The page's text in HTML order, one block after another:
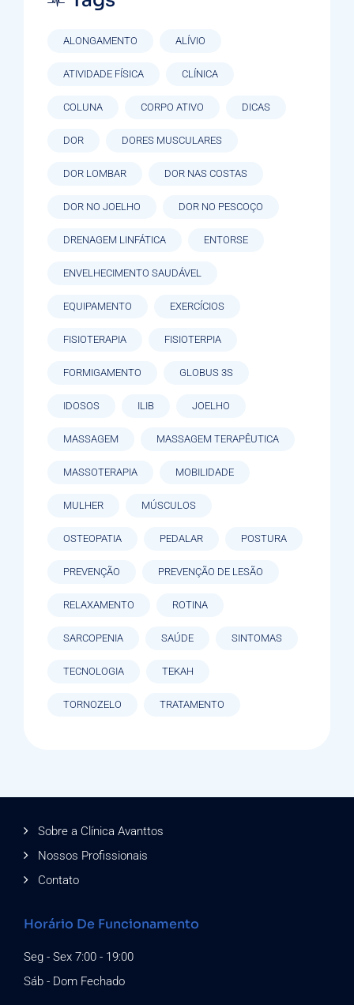
ALONGAMENTO ALÍVIO
ATIVIDADE FÍSICA CLÍNICA
COLUNA CORPO ATIVO DICAS
DOR DORES MUSCULARES
DOR LOMBAR DOR NAS COSTAS
DOR NO JOELHO DOR NO PESCOÇO
DRENAGEM LINFÁTICA ENTORSE
ENVELHECIMENTO SAUDÁVEL
EQUIPAMENTO EXERCÍCIOS
FISIOTERAPIA FISIOTERPIA
FORMIGAMENTO GLOBUS 3S
IDOSOS ILIB JOELHO
MASSAGEM MASSAGEM TERAPÊUTICA
MASSOTERAPIA MOBILIDADE
MULHER MÚSCULOS
OSTEOPATIA PEDALAR POSTURA
PREVENÇÃO PREVENÇÃO DE LESÃO
RELAXAMENTO ROTINA
SARCOPENIA SAÚDE SINTOMAS
TECNOLOGIA TEKAH
TORNOZELO TRATAMENTO
Sobre a Clínica Avanttos
Nossos Profissionais
Contato
Horário De Funcionamento
Seg - Sex 7:00 - 19:00
Sáb - Dom Fechado